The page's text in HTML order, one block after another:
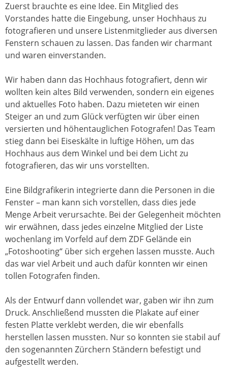
Zuerst brauchte es eine Idee. Ein Mitglied des
Vorstandes hatte die Eingebung, unser Hochhaus zu
fotografieren und unsere Listenmitglieder aus diversen
Fenstern schauen zu lassen. Das fanden wir charmant
und waren einverstanden.
Wir haben dann das Hochhaus fotografiert, denn wir
wollten kein altes Bild verwenden, sondern ein eigenes
und aktuelles Foto haben. Dazu mieteten wir einen
Steiger an und zum Glück verfügten wir über einen
versierten und höhentauglichen Fotografen! Das Team
stieg dann bei Eiseskälte in luftige Höhen, um das
Hochhaus aus dem Winkel und bei dem Licht zu
fotografieren, das wir uns vorstellten.
Eine Bildgrafikerin integrierte dann die Personen in die
Fenster – man kann sich vorstellen, dass dies jede
Menge Arbeit verursachte. Bei der Gelegenheit möchten
wir erwähnen, dass jedes einzelne Mitglied der Liste
wochenlang im Vorfeld auf dem ZDF Gelände ein
„Fotoshooting“ über sich ergehen lassen musste. Auch
das war viel Arbeit und auch dafür konnten wir einen
tollen Fotografen finden.
Als der Entwurf dann vollendet war, gaben wir ihn zum
Druck. Anschließend mussten die Plakate auf einer
festen Platte verklebt werden, die wir ebenfalls
herstellen lassen mussten. Nur so konnten sie stabil auf
den sogenannten Zürchern Ständern befestigt und
aufgestellt werden.